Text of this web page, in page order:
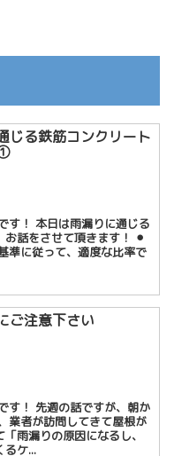
じる鉄筋コンクリート
す！ 本日は雨漏りに通じる
話をさせて頂きます！ ⚫︎
準に従って、適度な比率で
ご注意下さい
す！ 先週の話ですが、朝か
業者が訪問してきて屋根が
雨漏りの原因になるし、
るケ...